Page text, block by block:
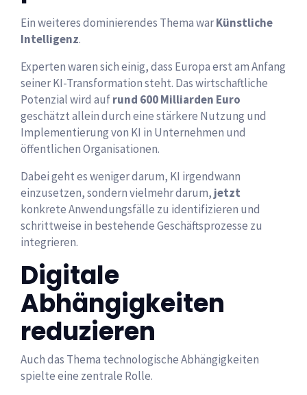
Ein weiteres dominierendes Thema warKünstliche
Intelligenz.
Experten waren sich einig, dass Europa erst am Anfang
seiner KI-Transformation steht. Das wirtschaftliche
Potenzial wird aufrund 600 Milliarden Euro
geschätzt allein durch eine stärkere Nutzung und
Implementierung von KI in Unternehmen und
öffentlichen Organisationen.
Dabei geht es weniger darum, KI irgendwann
einzusetzen, sondern vielmehr darum, jetzt
konkrete Anwendungsfälle zu identifizieren und
schrittweise in bestehende Geschäftsprozesse zu
integrieren.
Digitale
Abhängigkeiten
reduzieren
Auch das Thema technologische Abhängigkeiten
spielte eine zentrale Rolle.